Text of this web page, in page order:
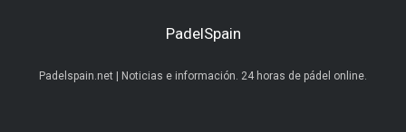
PadelSpain
Padelspain.net | Noticias e información. 24 horas de pádel online.